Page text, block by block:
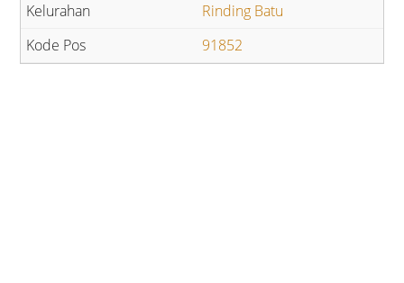
Rinding Batu
91852